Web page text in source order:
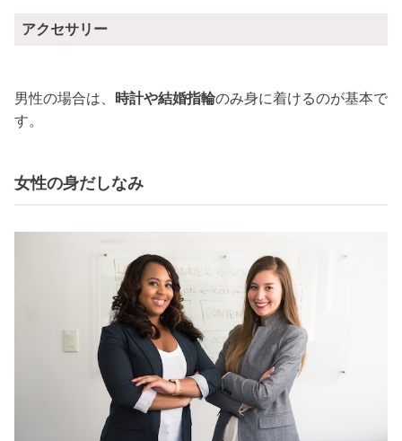
アクセサリー
男性の場合は、 時計や結婚指輪のみ身に着けるのが基本で
す。
女性の身だしなみ